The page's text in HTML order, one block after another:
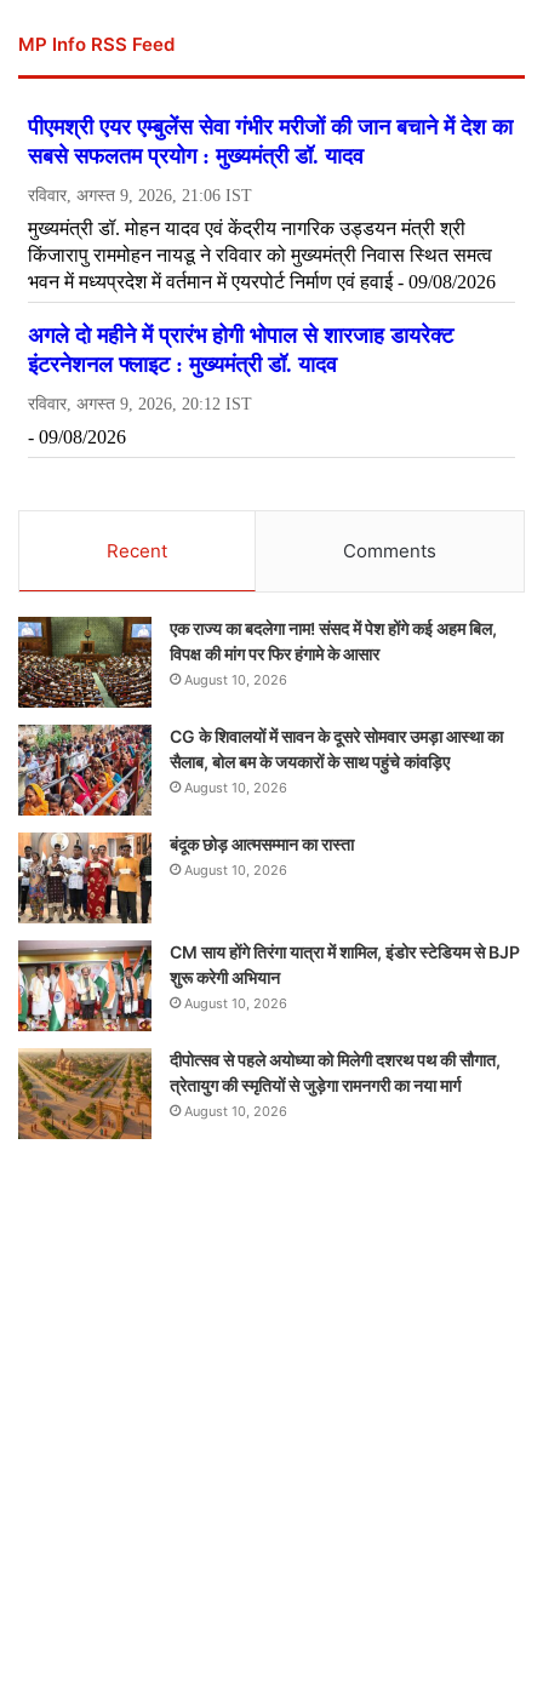
MP Info RSS Feed
Recent Comments
एक राज्य का बदलेगा नाम! संसद में पेश होंगे कई अहम बिल,
विपक्ष की मांग पर फिर हंगामे के आसार
August 10, 2026
CG के शिवालयों में सावन के दूसरे सोमवार उमड़ा आस्था का
सैलाब, बोल बम के जयकारों के साथ पहुंचे कांवड़िए
August 10, 2026
​बंदूक छोड़ आत्मसम्मान का रास्ता
August 10, 2026
CM साय होंगे तिरंगा यात्रा में शामिल, इंडोर स्टेडियम से BJP
शुरू करेगी अभियान
August 10, 2026
दीपोत्सव से पहले अयोध्या को मिलेगी दशरथ पथ की सौगात,
त्रेतायुग की स्मृतियों से जुड़ेगा रामनगरी का नया मार्ग
August 10, 2026